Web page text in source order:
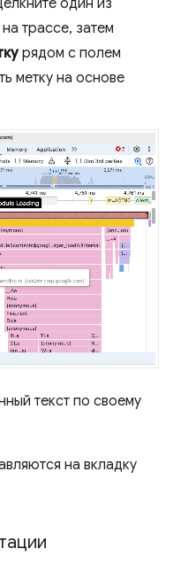
один из
на трассе, затем
рядом с полем
метку на основе
текст по своему
на вкладку